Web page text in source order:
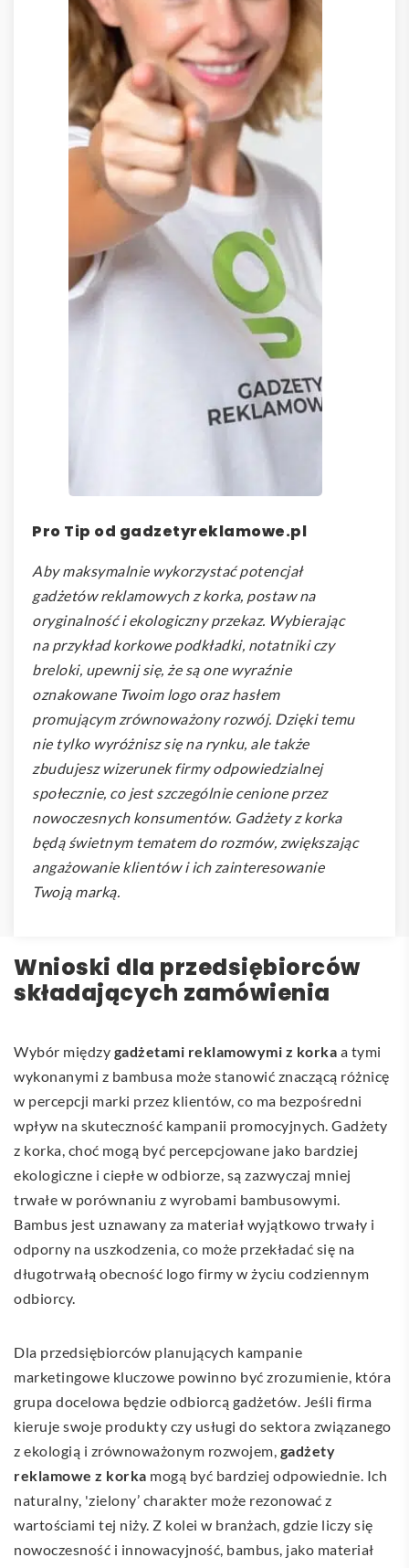
Pro Tip od gadzetyreklamowe.pl
Aby maksymalnie wykorzystać potencjał
gadżetów reklamowych z korka, postaw na
oryginalność i ekologiczny przekaz. Wybierając
na przykład korkowe podkładki, notatniki czy
breloki, upewnij się, że są one wyraźnie
oznakowane Twoim logo oraz hasłem
promującym zrównoważony rozwój. Dzięki temu
nie tylko wyróżnisz się na rynku, ale także
zbudujesz wizerunek firmy odpowiedzialnej
społecznie, co jest szczególnie cenione przez
nowoczesnych konsumentów. Gadżety z korka
będą świetnym tematem do rozmów, zwiększając
angażowanie klientów i ich zainteresowanie
Twoją marką.
Wnioski dla przedsiębiorców
składających zamówienia
Wybór między gadżetami reklamowymi z korka a tymi
wykonanymi z bambusa może stanowić znaczącą różnicę
w percepcji marki przez klientów, co ma bezpośredni
wpływ na skuteczność kampanii promocyjnych. Gadżety
z korka, choć mogą być percepcjowane jako bardziej
ekologiczne i ciepłe w odbiorze, są zazwyczaj mniej
trwałe w porównaniu z wyrobami bambusowymi.
Bambus jest uznawany za materiał wyjątkowo trwały i
odporny na uszkodzenia, co może przekładać się na
długotrwałą obecność logo firmy w życiu codziennym
odbiorcy.
Dla przedsiębiorców planujących kampanie
marketingowe kluczowe powinno być zrozumienie, która
grupa docelowa będzie odbiorcą gadżetów. Jeśli firma
kieruje swoje produkty czy usługi do sektora związanego
z ekologią i zrównoważonym rozwojem, gadżety
reklamowe z korka mogą być bardziej odpowiednie. Ich
naturalny, 'zielony’ charakter może rezonować z
wartościami tej niży. Z kolei w branżach, gdzie liczy się
nowoczesność i innowacyjność, bambus, jako materiał